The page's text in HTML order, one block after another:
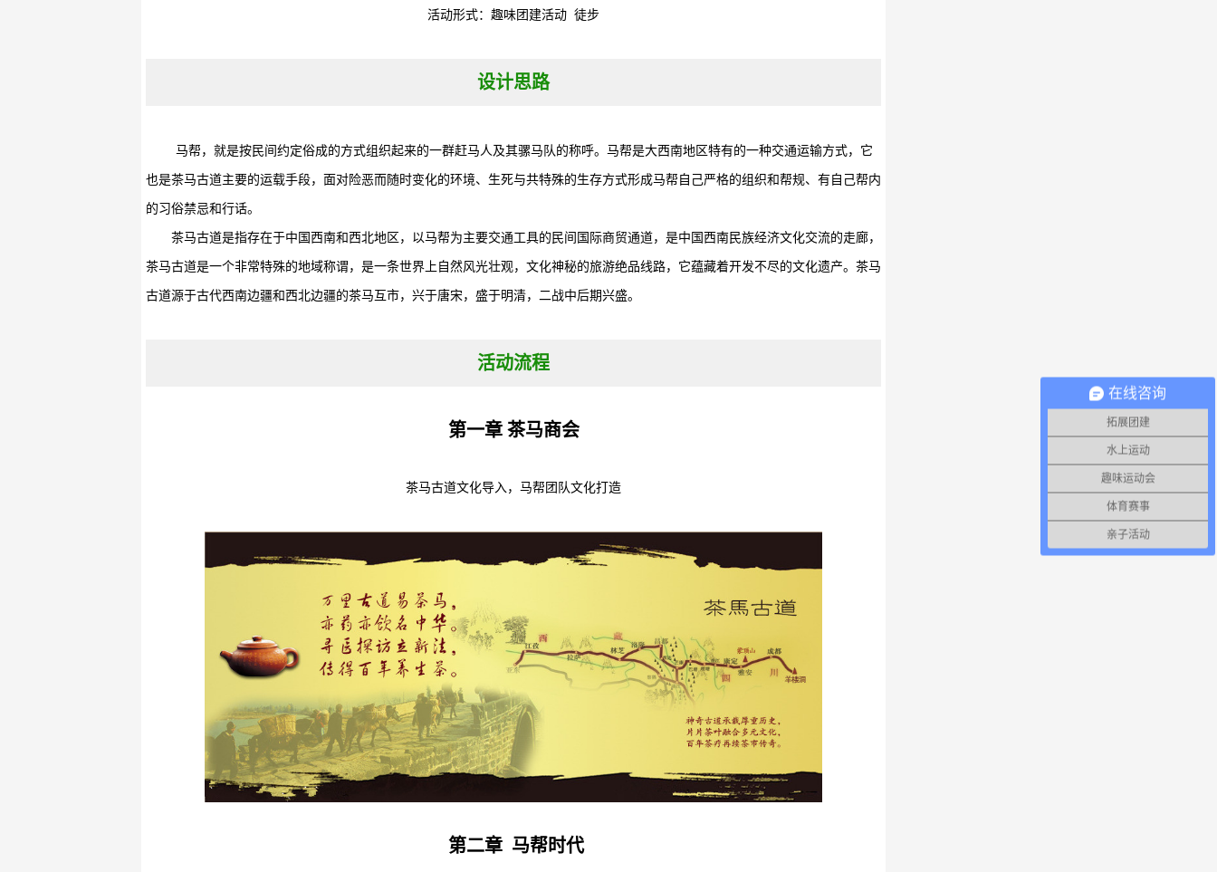
活动形式： 趣味 团建活动 徒步
设计思路
马帮，就是按民间约定俗成的方式组织起来的一群赶马人及其骡马队的称呼。马帮是大西南地区特有的一种交通运输方式，它
也是茶马古道主要的运载手段，面对险恶而随时变化的环境、生死与共特殊的生存方式形成马帮自己严格的组织和帮规、有自己帮内
的习俗禁忌和行话。
茶马古道是指存在于中国西南和西北地区，以马帮为主要交通工具的民间国际商贸通道，是中国西南民族经济文化交流的走廊，
茶马古道是一个非常特殊的地域称谓，是一条世界上自然风光壮观，文化神秘的旅游绝品线路，它蕴藏着开发不尽的文化遗产。茶马
古道源于古代西南边疆和西北边疆的茶马互市，兴于唐宋，盛于明清，二战中后期兴盛。
活动流程
第一章 茶马商会
茶马古道文化导入，马帮团队文化打造
第二章 马帮时代
在线咨询
拓展团建
水上运动
趣味运动会
体育赛事
亲子活动